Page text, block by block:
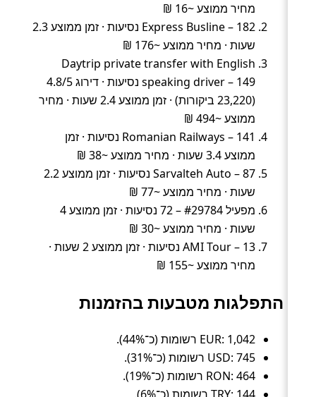
מחיר ממוצע ~16 ₪
Express Busline – 182 נסיעות · זמן ממוצע 2.3
שעות · מחיר ממוצע ~176 ₪
Daytrip private transfer with English
speaking driver – 149 נסיעות · דירוג 4.8/5
(23,220 ביקורות) · זמן ממוצע 2.4 שעות · מחיר
ממוצע ~494 ₪
Romanian Railways – 141 נסיעות · זמן
ממוצע 3.4 שעות · מחיר ממוצע ~38 ₪
Sarvalteh Auto – 87 נסיעות · זמן ממוצע 2.2
שעות · מחיר ממוצע ~77 ₪
מפעיל #29784 – 72 נסיעות · זמן ממוצע 4
שעות · מחיר ממוצע ~30 ₪
AMI Tour – 13 נסיעות · זמן ממוצע 2 שעות ·
מחיר ממוצע ~155 ₪
התפלגות מטבעות בהזמנות
EUR: 1,042 רשומות (כ־44%).
USD: 745 רשומות (כ־31%).
RON: 464 רשומות (כ־19%).